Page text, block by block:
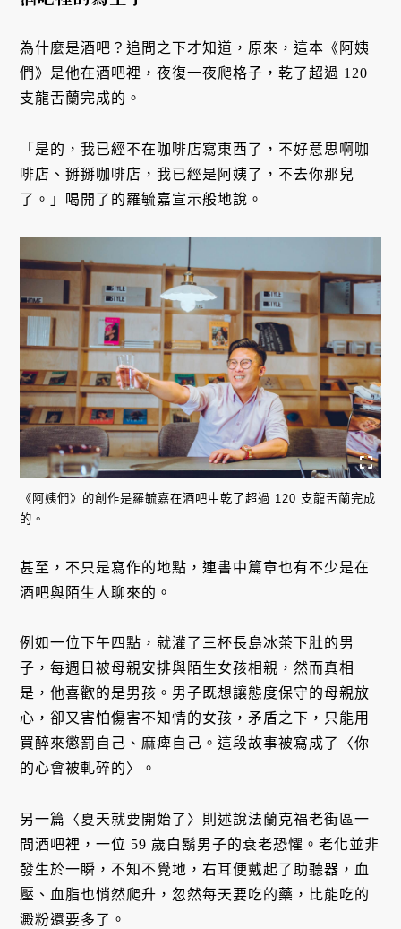
為什麼是酒吧？追問之下才知道，原來，這本《阿姨
們》是他在酒吧裡，夜復一夜爬格子，乾了超過 120
支龍舌蘭完成的。
「是的，我已經不在咖啡店寫東西了，不好意思啊咖
啡店、掰掰咖啡店，我已經是阿姨了，不去你那兒
了。」喝開了的羅毓嘉宣示般地說。
《阿姨們》的創作是羅毓嘉在酒吧中乾了超過 120 支龍舌蘭完成
的。
甚至，不只是寫作的地點，連書中篇章也有不少是在
酒吧與陌生人聊來的。
例如一位下午四點，就灌了三杯長島冰茶下肚的男
子，每週日被母親安排與陌生女孩相親，然而真相
是，他喜歡的是男孩。男子既想讓態度保守的母親放
心，卻又害怕傷害不知情的女孩，矛盾之下，只能用
買醉來懲罰自己、麻痺自己。這段故事被寫成了〈你
的心會被軋碎的〉。
另一篇〈夏天就要開始了〉則述說法蘭克福老街區一
間酒吧裡，一位 59 歲白鬍男子的衰老恐懼。老化並非
發生於一瞬，不知不覺地，右耳便戴起了助聽器，血
壓、血脂也悄然爬升，忽然每天要吃的藥，比能吃的
澱粉還要多了。